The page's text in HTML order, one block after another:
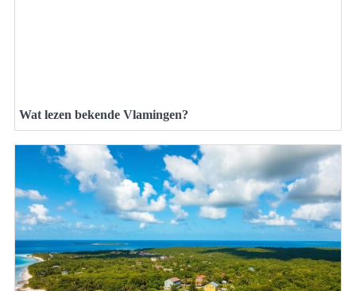
Wat lezen bekende Vlamingen?